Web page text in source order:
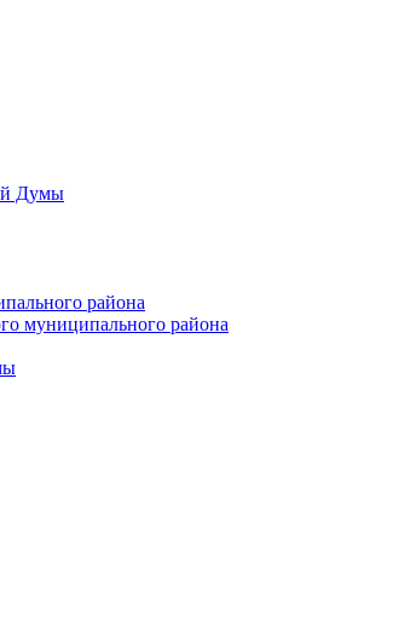
Думы
района
муниципального района